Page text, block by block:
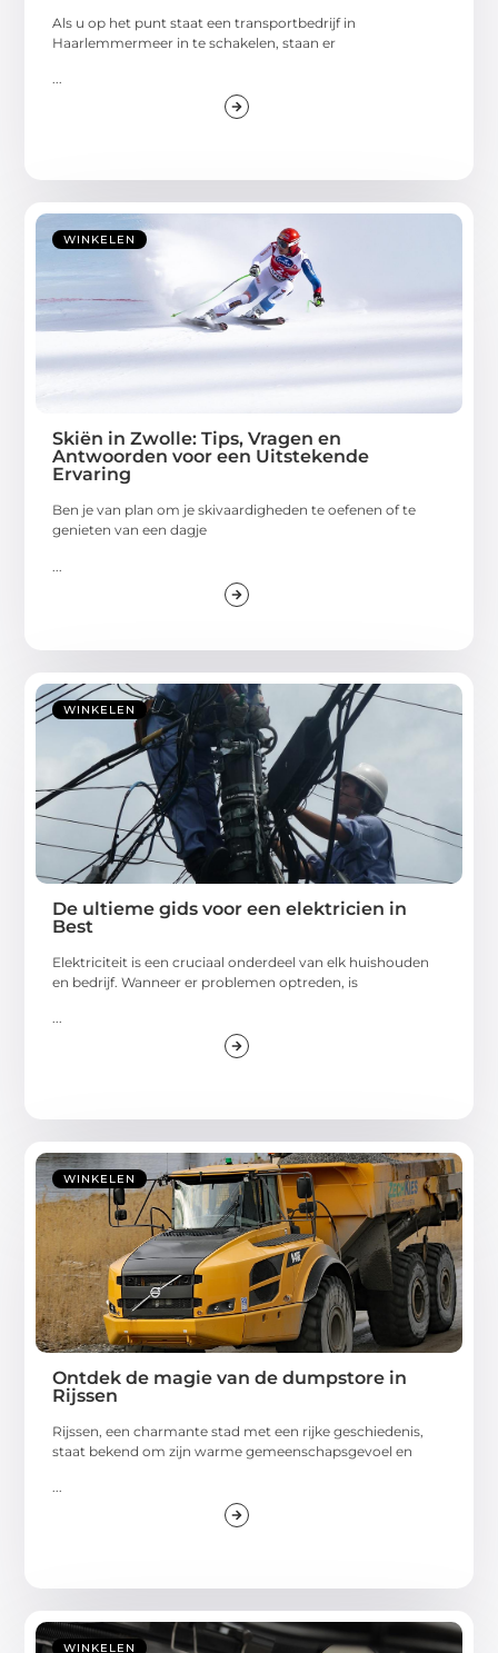
Als u op het punt staat een transportbedrijf in
Haarlemmermeer in te schakelen, staan er
...
WINKELEN
Skiën in Zwolle: Tips, Vragen en
Antwoorden voor een Uitstekende
Ervaring
Ben je van plan om je skivaardigheden te oefenen of te
genieten van een dagje
WINKELEN
De ultieme gids voor een elektricien in
Best
Elektriciteit is een cruciaal onderdeel van elk huishouden
en bedrijf. Wanneer er problemen optreden, is
...
WINKELEN
Ontdek de magie van de dumpstore in
Rijssen
Rijssen, een charmante stad met een rijke geschiedenis,
staat bekend om zijn warme gemeenschapsgevoel en
...
WINKELEN